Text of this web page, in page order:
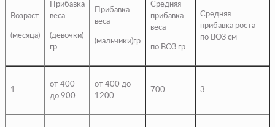
Возраст
(месяца)
Прибавка
веса
(девочки)
гр
Прибавка
веса
(мальчики)гр
Средняя
прибавка
веса
по ВОЗ гр
Средняя
прибавка роста
по ВОЗ см
1
от 400
до 900
от 400 до
1200
700 3